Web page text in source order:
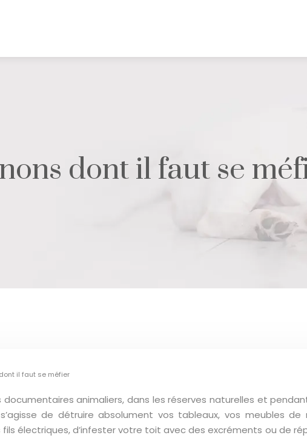
dont il faut se
il faut se méfier
animaliers, dans les réserves naturelles et
de détruire absolument vos tableaux, vos meubles
électriques, d’infester votre toit avec des excréments ou de